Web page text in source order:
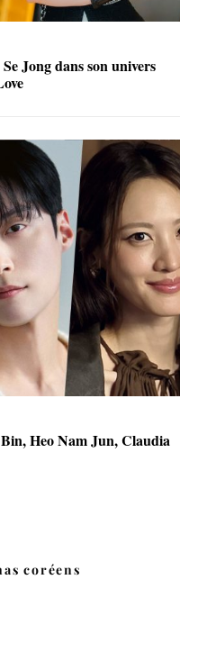
Jong dans son univers
Heo Nam Jun, Claudia
coréens